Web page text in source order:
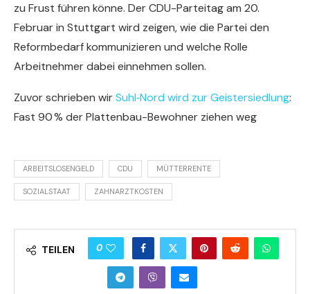
zu Frust führen könne. Der CDU-Parteitag am 20.
Februar in Stuttgart wird zeigen, wie die Partei den
Reformbedarf kommunizieren und welche Rolle
Arbeitnehmer dabei einnehmen sollen.
Zuvor schrieben wirSuhl‑Nord wird zur Geistersiedlung:
Fast 90 % der Plattenbau-Bewohner ziehen weg
ARBEITSLOSENGELD CDU MÜTTERRENTE
SOZIALSTAAT ZAHNARZTKOSTEN
TEILEN 0